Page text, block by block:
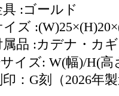
具 :ゴールド
イズ
属品 :カデナ・カ
イズ: W(幅)/H(高
印：G刻（2026年